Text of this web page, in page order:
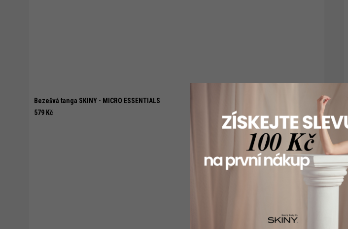
Bezešvá tanga SKINY - MICRO ESSENTIALS
579 Kč